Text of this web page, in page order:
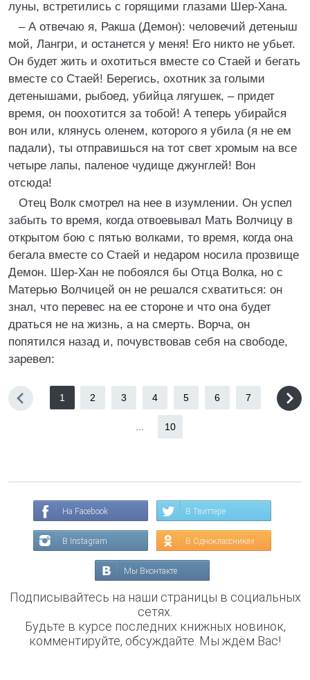
луны, встретились с горящими глазами Шер-Хана.
– А отвечаю я, Ракша (Демон): человечий детеныш
мой, Лангри, и останется у меня! Его никто не убьет.
Он будет жить и охотиться вместе со Стаей и бегать
вместе со Стаей! Берегись, охотник за голыми
детенышами, рыбоед, убийца лягушек, – придет
время, он поохотится за тобой! А теперь убирайся
вон или, клянусь оленем, которого я убила (я не ем
падали), ты отправишься на тот свет хромым на все
четыре лапы, паленое чудище джунглей! Вон
отсюда!
Отец Волк смотрел на нее в изумлении. Он успел
забыть то время, когда отвоевывал Мать Волчицу в
открытом бою с пятью волками, то время, когда она
бегала вместе со Стаей и недаром носила прозвище
Демон. Шер-Хан не побоялся бы Отца Волка, но с
Матерью Волчицей он не решался схватиться: он
знал, что перевес на ее стороне и что она будет
драться не на жизнь, а на смерть. Ворча, он
попятился назад и, почувствовав себя на свободе,
заревел:
1 2 3 4 5 6 7
10
На Facebook В Твиттере
В Instagram В Одноклассниках
Мы Вконтакте
Подписывайтесь на наши страницы в социальных
сетях.
Будьте в курсе последних книжных новинок,
комментируйте, обсуждайте. Мы ждём Вас!